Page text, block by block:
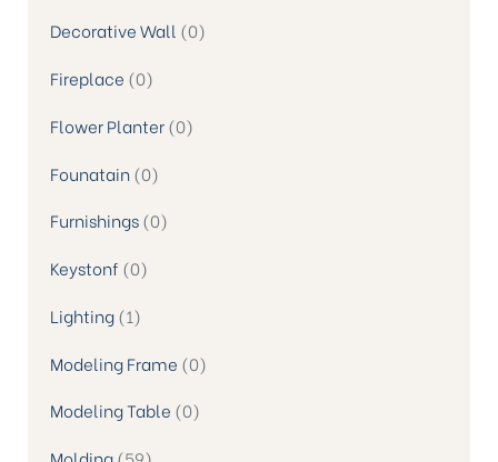
Decorative Wall 0
Fireplace 0
Flower Planter 0
Founatain 0
Furnishings 0
Keystonf 0
Lighting 1
Modeling Frame 0
Modeling Table 0